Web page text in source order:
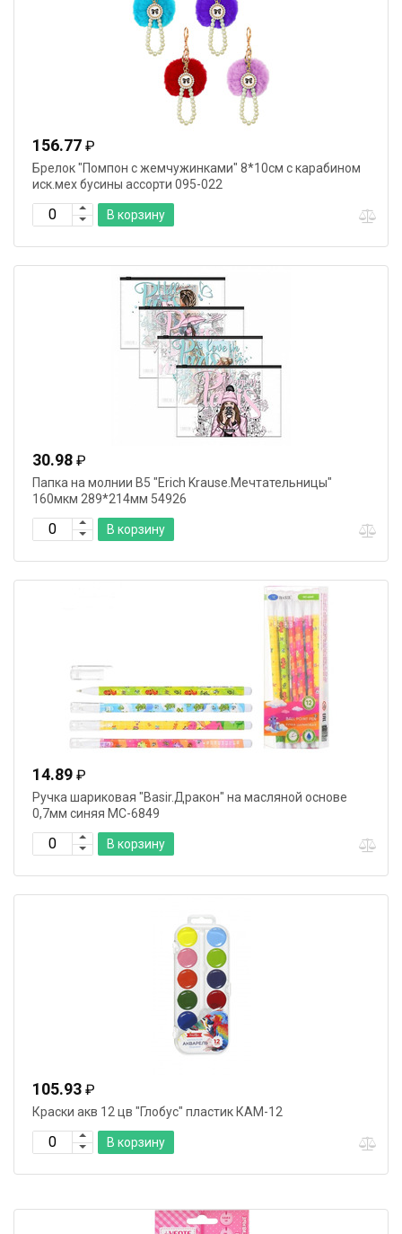
156.77 ₽
Брелок "Помпон с жемчужинками" 8*10см с карабином
иск.мех бусины ассорти 095-022
В корзину
30.98 ₽
Папка на молнии В5 "Erich Krause.Мечтательницы"
160мкм 289*214мм 54926
В корзину
14.89 ₽
Ручка шариковая "Basir.Дракон" на масляной основе
0,7мм синяя МС-6849
В корзину
105.93 ₽
Краски акв 12 цв "Глобус" пластик КАМ-12
В корзину